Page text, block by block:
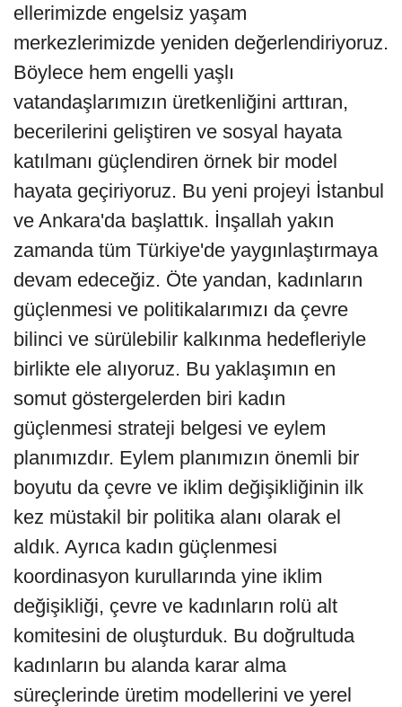
ellerimizde engelsiz yaşam
merkezlerimizde yeniden değerlendiriyoruz.
Böylece hem engelli yaşlı
vatandaşlarımızın üretkenliğini arttıran,
becerilerini geliştiren ve sosyal hayata
katılmanı güçlendiren örnek bir model
hayata geçiriyoruz. Bu yeni projeyi İstanbul
ve Ankara'da başlattık. İnşallah yakın
zamanda tüm Türkiye'de yaygınlaştırmaya
devam edeceğiz. Öte yandan, kadınların
güçlenmesi ve politikalarımızı da çevre
bilinci ve sürülebilir kalkınma hedefleriyle
birlikte ele alıyoruz. Bu yaklaşımın en
somut göstergelerden biri kadın
güçlenmesi strateji belgesi ve eylem
planımızdır. Eylem planımızın önemli bir
boyutu da çevre ve iklim değişikliğinin ilk
kez müstakil bir politika alanı olarak el
aldık. Ayrıca kadın güçlenmesi
koordinasyon kurullarında yine iklim
değişikliği, çevre ve kadınların rolü alt
komitesini de oluşturduk. Bu doğrultuda
kadınların bu alanda karar alma
süreçlerinde üretim modellerini ve yerel